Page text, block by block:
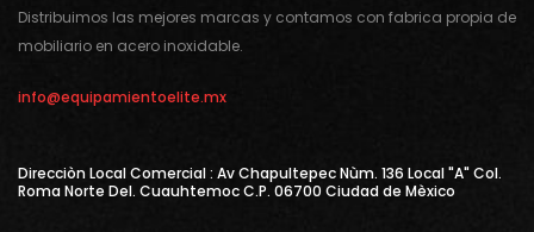
Distribuimos las mejores marcas y contamos con fabrica propia de
mobiliario en acero inoxidable.
info@equipamientoelite.mx
Direcciòn Local Comercial : Av Chapultepec Nùm. 136 Local "A" Col.
Roma Norte Del. Cuauhtemoc C.P. 06700 Ciudad de Mèxico